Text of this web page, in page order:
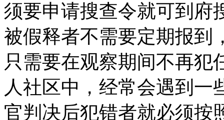
须要申请搜查令就可到府
被假释者不需要定期报到
只需要在观察期间不再犯
人社区中，经常会遇到一
官判决后犯错者就必须按